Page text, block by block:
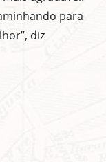
para
diz